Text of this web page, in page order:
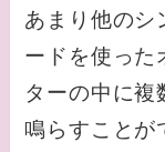
あまり他のシ
ードを使った
ターの中に複
鳴らすことが